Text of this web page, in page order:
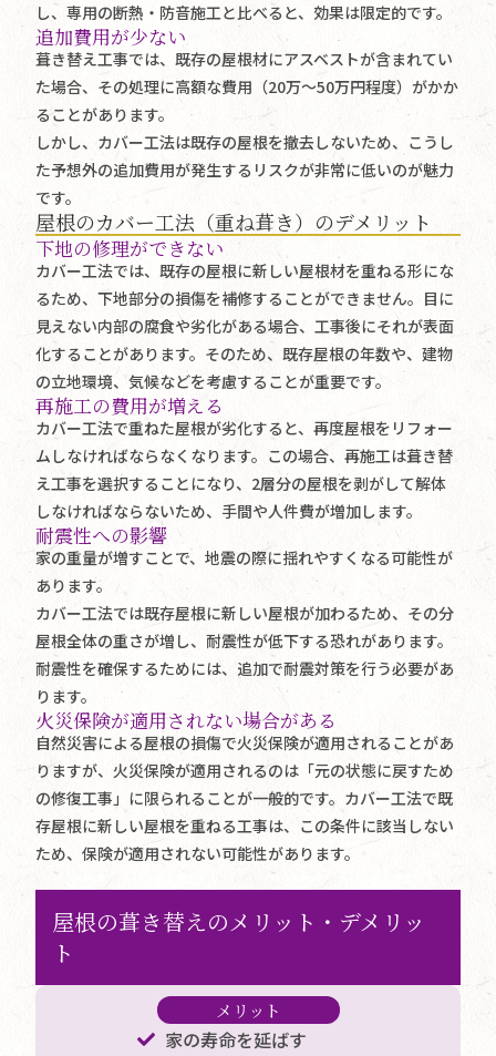
し、専用の断熱・防音施工と比べると、効果は限定的です。
追加費用が少ない
葺き替え工事では、既存の屋根材にアスベストが含まれてい
た場合、その処理に高額な費用（20万〜50万円程度）がかか
ることがあります。
しかし、カバー工法は既存の屋根を撤去しないため、こうし
た予想外の追加費用が発生するリスクが非常に低いのが魅力
です。
屋根のカバー工法（重ね葺き）のデメリット
下地の修理ができない
カバー工法では、既存の屋根に新しい屋根材を重ねる形にな
るため、下地部分の損傷を補修することができません。目に
見えない内部の腐食や劣化がある場合、工事後にそれが表面
化することがあります。そのため、既存屋根の年数や、建物
の立地環境、気候などを考慮することが重要です。
再施工の費用が増える
カバー工法で重ねた屋根が劣化すると、再度屋根をリフォー
ムしなければならなくなります。この場合、再施工は葺き替
え工事を選択することになり、2層分の屋根を剥がして解体
しなければならないため、手間や人件費が増加します。
耐震性への影響
家の重量が増すことで、地震の際に揺れやすくなる可能性が
あります。
カバー工法では既存屋根に新しい屋根が加わるため、その分
屋根全体の重さが増し、耐震性が低下する恐れがあります。
耐震性を確保するためには、追加で耐震対策を行う必要があ
ります。
火災保険が適用されない場合がある
自然災害による屋根の損傷で火災保険が適用されることがあ
りますが、火災保険が適用されるのは「元の状態に戻すため
の修復工事」に限られることが一般的です。カバー工法で既
存屋根に新しい屋根を重ねる工事は、この条件に該当しない
ため、保険が適用されない可能性があります。
屋根の葺き替えのメリット・デメリッ
ト
メリット
家の寿命を延ばす